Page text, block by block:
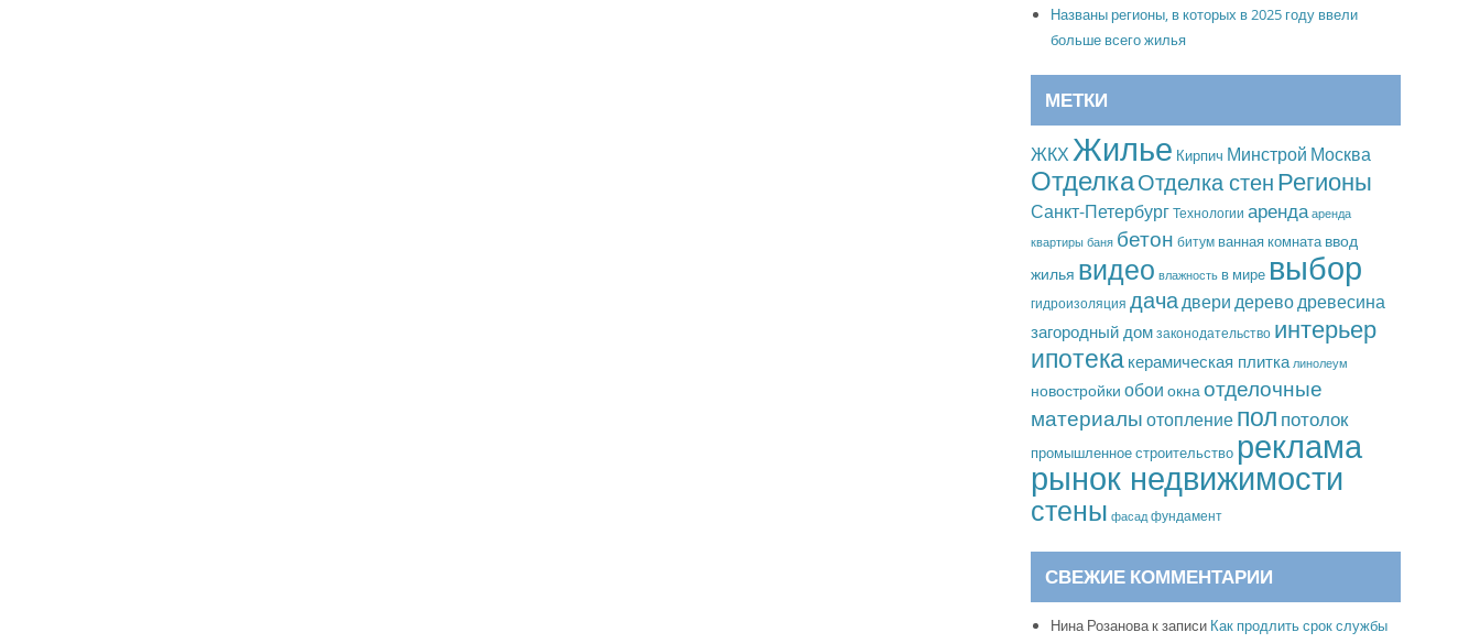
Названы регионы, в которых в 2025 году ввели
больше всего жилья
МЕТКИ
ЖКХЖилье Кирпич Минстрой Москва
ОтделкаОтделка стенРегионы
Санкт-Петербург Технологии аренда аренда
квартиры баня бетон битум ванная комната ввод
жилья видео влажность в мире выбор
гидроизоляция дачадверидереводревесина
загородный дом законодательство интерьер
ипотека керамическая плитка линолеум
новостройки обои окна отделочные
материалыотоплениепол потолок
промышленное строительство реклама
рынок недвижимости
стены фасад фундамент
СВЕЖИЕ КОММЕНТАРИИ
Нина Розановак записи Как продлить срок службы